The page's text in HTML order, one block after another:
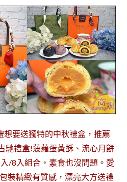
想要送獨特的中秋禮盒，推薦
馳禮盒!菠蘿蛋黃酥、流心月餅
/8入組合，素食也沒問題。愛
裝精緻有質感，漂亮大方送禮